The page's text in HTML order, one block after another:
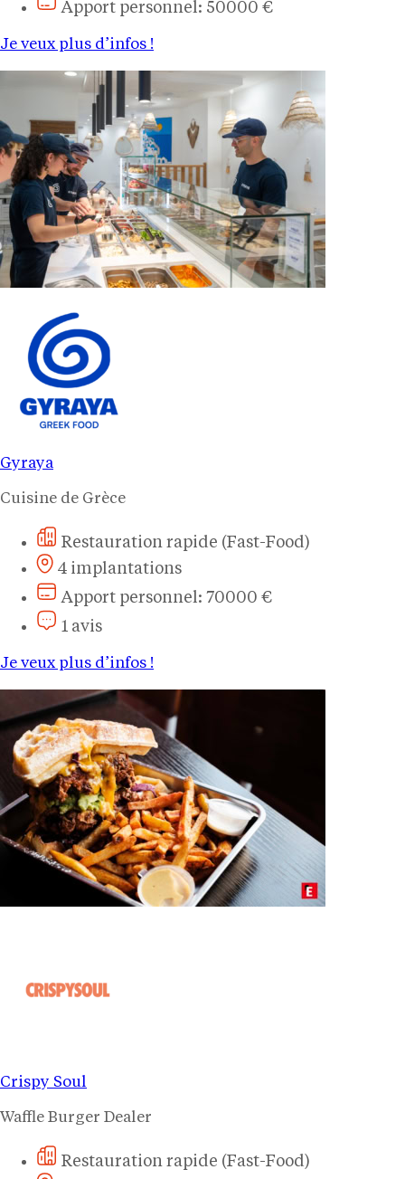
Apport personnel: 50000 €
Je veux plus d’infos !
Gyraya
Cuisine de Grèce
Restauration rapide (Fast-Food)
4 implantations
Apport personnel: 70000 €
1 avis
Je veux plus d’infos !
Crispy Soul
Waffle Burger Dealer
Restauration rapide (Fast-Food)